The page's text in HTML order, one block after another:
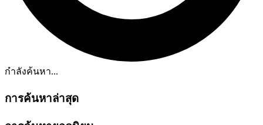
กำลังค้นหา...
การค้นหาล่าสุด